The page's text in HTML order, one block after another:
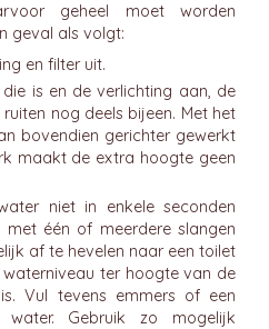
geheel moet worden
geval als volgt:
en filter uit.
is en de verlichting aan, de
nog deels bijeen. Met het
bovendien gerichter gewerkt
maakt de extra hoogte geen
niet in enkele seconden
één of meerdere slangen
af te hevelen naar een toilet
ter hoogte van de
Vul tevens emmers of een
Gebruik zo mogelijk